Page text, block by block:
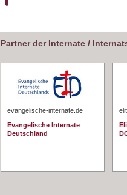
Partner der Internate /
evangelische-internate.de
Evangelische Internate
Deutschland